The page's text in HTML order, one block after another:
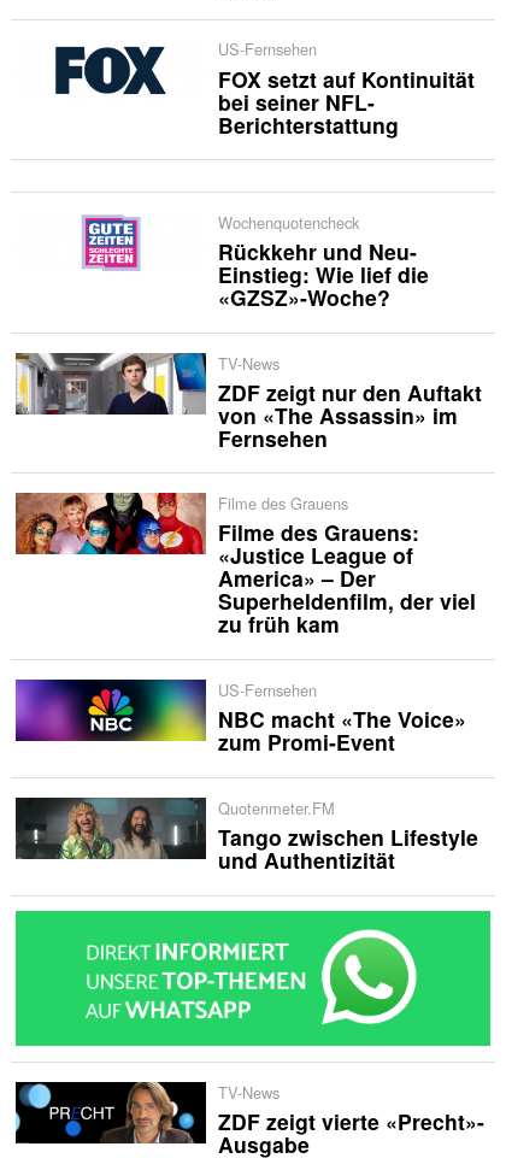
US-Fernsehen
FOX setzt auf Kontinuität
bei seiner NFL-
Berichterstattung
Wochenquotencheck
Rückkehr und Neu-
Einstieg: Wie lief die
«GZSZ»-Woche?
TV-News
ZDF zeigt nur den Auftakt
von «The Assassin» im
Fernsehen
Filme des Grauens
Filme des Grauens:
«Justice League of
America» – Der
Superheldenfilm, der viel
zu früh kam
US-Fernsehen
NBC macht «The Voice»
zum Promi-Event
Quotenmeter.FM
Tango zwischen Lifestyle
und Authentizität
TV-News
ZDF zeigt vierte «Precht»-
Ausgabe